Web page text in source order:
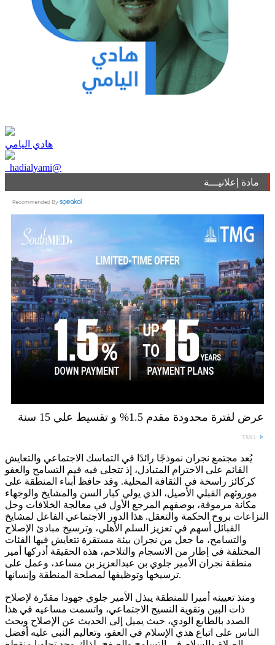
هادي اليامي
_hadialyami@
مادة إعلانيـــة
عرض لفترة محدودة مقدم 1.5% و تقسيط علي 15 سنة
TMG
يُعد مجتمع نجران نموذجًا رائدًا في التماسك الاجتماعي والتعايش
القائم على الاحترام المتبادل، إذ تتجلى فيه قيم التسامح والعفو
كركائز راسخة في الثقافة المحلية. وقد حافظ أبناء المنطقة على
موروثهم القبلي الأصيل، الذي يولي كبار السن والمشايخ والوجهاء
مكانة مرموقة، بوصفهم المرجع الأول في معالجة الخلافات وحل
النزاعات بروح الحكمة والتعقل. هذا الدور الاجتماعي الفاعل لمشايخ
القبائل أسهم في تعزيز السلم الأهلي، وترسيخ مبادئ الإصلاح
والتسامح، ما جعل من نجران بيئة مستقرة تتعايش فيها الفئات
المختلفة في إطار من الانسجام والتلاحم، هذه الحقيقة أدركها أمير
منطقة نجران الأمير جلوي بن عبدالعزيز بن مساعد، وعمل على
ترسيخها وتوظيفها لمصلحة المنطقة وإنسانها.
ومنذ تعيينه أميرا للمنطقة يبذل الأمير جلوي جهودا مقدّرة لإصلاح
ذات البين وتقوية النسيج الاجتماعي، واتسمت مساعيه في هذا
الصدد بالطابع الودي، حيث يميل إلى الحديث عن الإصلاح ويحث
الناس على اتباع هدي الإسلام في العفو، وتعاليم النبي عليه أفضل